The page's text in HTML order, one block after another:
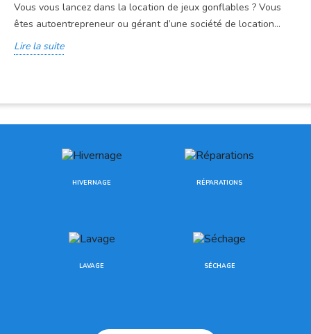
Vous vous lancez dans la location de jeux gonflables ? Vous
êtes autoentrepreneur ou gérant d’une société de location...
Lire la suite
HIVERNAGE RÉPARATIONS
LAVAGE SÉCHAGE